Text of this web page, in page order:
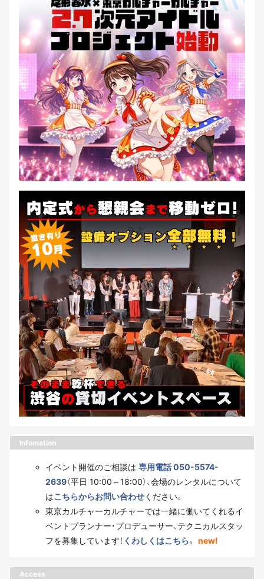
Infomation
イベント開催のご相談は 専用電話 050-5574-
2639（平日 10:00～18:00）、会場のレンタルについて
はこちらからお問い合わせください。
東京カルチャーカルチャーでは一緒に働いてくれるイ
ベントプランナー・プロデューサー、テクニカルスタッ
フを募集しています！ くわしくはこちら。 new!
Access